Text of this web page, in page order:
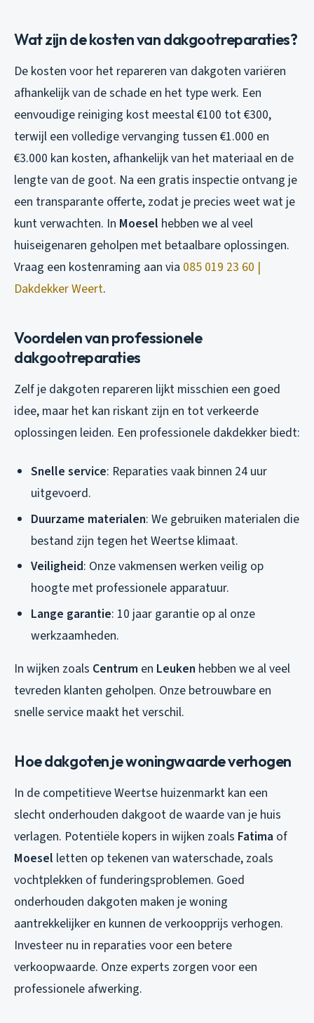
Wat zijn de kosten van dakgootreparaties?
De kosten voor het repareren van dakgoten variëren
afhankelijk van de schade en het type werk. Een
eenvoudige reiniging kost meestal €100 tot €300,
terwijl een volledige vervanging tussen €1.000 en
€3.000 kan kosten, afhankelijk van het materiaal en de
lengte van de goot. Na een gratis inspectie ontvang je
een transparante offerte, zodat je precies weet wat je
kunt verwachten. In Moesel hebben we al veel
huiseigenaren geholpen met betaalbare oplossingen.
Vraag een kostenraming aan via 085 019 23 60 |
Dakdekker Weert.
Voordelen van professionele
dakgootreparaties
Zelf je dakgoten repareren lijkt misschien een goed
idee, maar het kan riskant zijn en tot verkeerde
oplossingen leiden. Een professionele dakdekker biedt:
Snelle service: Reparaties vaak binnen 24 uur
uitgevoerd.
Duurzame materialen: We gebruiken materialen die
bestand zijn tegen het Weertse klimaat.
Veiligheid: Onze vakmensen werken veilig op
hoogte met professionele apparatuur.
Lange garantie: 10 jaar garantie op al onze
werkzaamheden.
In wijken zoals Centrum en Leuken hebben we al veel
tevreden klanten geholpen. Onze betrouwbare en
snelle service maakt het verschil.
Hoe dakgoten je woningwaarde verhogen
In de competitieve Weertse huizenmarkt kan een
slecht onderhouden dakgoot de waarde van je huis
verlagen. Potentiële kopers in wijken zoals Fatima of
Moesel letten op tekenen van waterschade, zoals
vochtplekken of funderingsproblemen. Goed
onderhouden dakgoten maken je woning
aantrekkelijker en kunnen de verkoopprijs verhogen.
Investeer nu in reparaties voor een betere
verkoopwaarde. Onze experts zorgen voor een
professionele afwerking.